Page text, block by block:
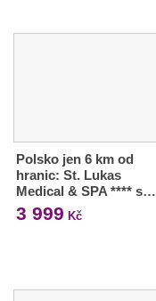
Polsko jen 6 km od
hranic: St. Lukas
Medical & SPA **** s…
3 999 Kč